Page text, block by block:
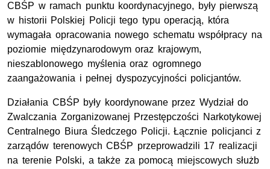
CBŚP w ramach punktu koordynacyjnego, były pierwszą
w historii Polskiej Policji tego typu operacją, która
wymagała opracowania nowego schematu współpracy na
poziomie międzynarodowym oraz krajowym,
nieszablonowego myślenia oraz ogromnego
zaangażowania i pełnej dyspozycyjności policjantów.
Działania CBŚP były koordynowane przez Wydział do
Zwalczania Zorganizowanej Przestępczości Narkotykowej
Centralnego Biura Śledczego Policji. Łącznie policjanci z
zarządów terenowych CBŚP przeprowadzili 17 realizacji
na terenie Polski, a także za pomocą miejscowych służb